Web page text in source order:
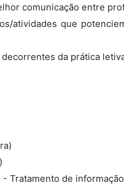
comunicação entre
atividades que
decorrentes da prática
Tratamento de